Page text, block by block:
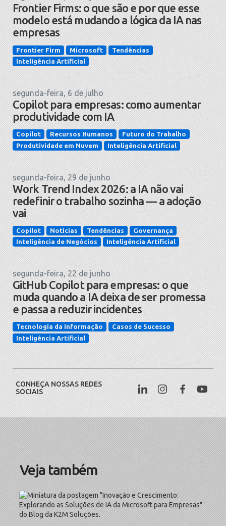
Frontier Firms: o que são e por que esse
modelo está mudando a lógica da IA nas
empresas
Frontier Firm Microsoft
Tendências
Inteligência Artificial
segunda-feira, 6 de julho
Copilot para empresas: como aumentar
produtividade com IA
Copilot Recursos Humanos
Futuro do Trabalho
Produtividade em Nuvem
Inteligência Artificial
segunda-feira, 29 de junho
Work Trend Index 2026: a IA não vai
redefinir o trabalho sozinha — a adoção
vai
Copilot Notícias Tendências
Governança
Inteligência de Negócios
Inteligência Artificial
segunda-feira, 22 de junho
GitHub Copilot para empresas: o que
muda quando a IA deixa de ser promessa
e passa a reduzir incidentes
Tecnologia da Informação
Casos de Sucesso
Inteligência Artificial
CONHEÇA NOSSAS REDES
SOCIAIS
Veja também